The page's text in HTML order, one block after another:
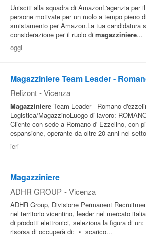
Unisciti alla squadra di AmazonL'agenzia per
persone motivate per un ruolo a tempo pieno
smistamento per Amazon.La tua candidatura
considerazione per il ruolo di magazziniere...
oggi
Magazziniere Team Leader -
Relizont - Vicenza
Magazziniere Team Leader - Romano
Logistica/MagazzinoLuogo di lavoro:
Cliente con sede a Romano d' Ezzelino, con
espansione, operante da oltre 20 anni nel
ieri
Magazziniere
ADHR GROUP - Vicenza
ADHR Group, Divisione Permanent
nel territorio vicentino, leader nel mercato
di prodotti elettronici, seleziona la figura di un:
risorsa di occuperà di: • scarico...